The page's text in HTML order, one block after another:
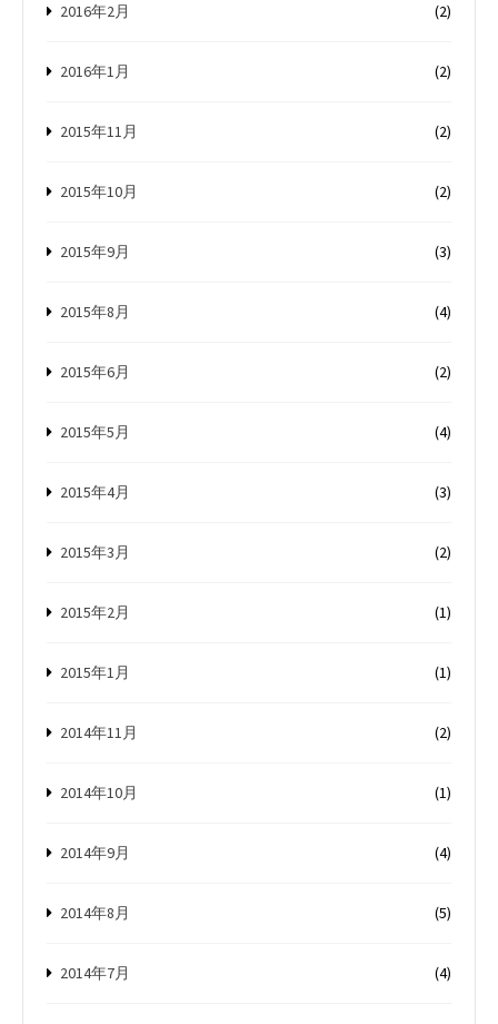
2016年2月 (2)
2016年1月 (2)
2015年11月 (2)
2015年10月 (2)
2015年9月 (3)
2015年8月 (4)
2015年6月 (2)
2015年5月 (4)
2015年4月 (3)
2015年3月 (2)
2015年2月 (1)
2015年1月 (1)
2014年11月 (2)
2014年10月 (1)
2014年9月 (4)
2014年8月 (5)
2014年7月 (4)